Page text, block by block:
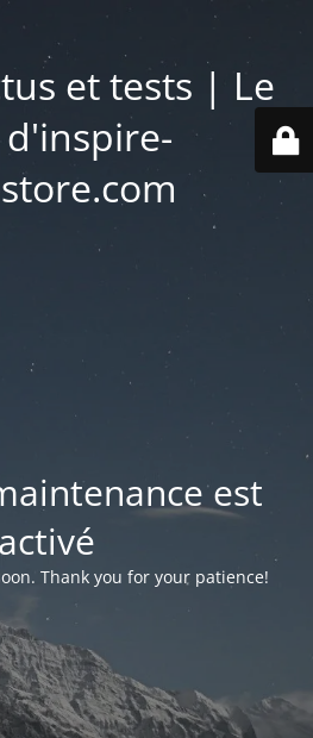
et tests | Le
est
activé
Thank you for your patience!